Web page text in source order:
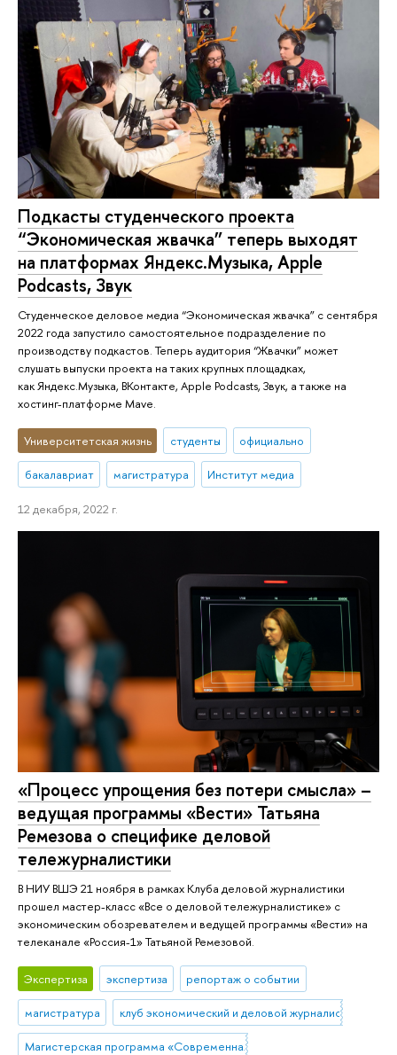
Подкасты студенческого проекта
“Экономическая жвачка” теперь выходят
на платформах Яндекс.Музыка, Apple
Podcasts, Звук
Студенческое деловое медиа “Экономическая жвачка” с сентября
2022 года запустило самостоятельное подразделение по
производству подкастов. Теперь аудитория “Жвачки” может
слушать выпуски проекта на таких крупных площадках,
как Яндекс.Музыка, ВКонтакте, Apple Podcasts, Звук, а также на
хостинг-платформе Mave.
Университетская жизнь студенты официально
бакалавриат магистратура Институт медиа
12 декабря, 2022 г.
«Процесс упрощения без потери смысла» –
ведущая программы «Вести» Татьяна
Ремезова о специфике деловой
тележурналистики
В НИУ ВШЭ 21 ноября в рамках Клуба деловой журналистики
прошел мастер-класс «Все о деловой тележурналистике» с
экономическим обозревателем и ведущей программы «Вести» на
телеканале «Россия-1» Татьяной Ремезовой.
Экспертиза экспертиза репортаж о событии
магистратура клуб экономический и деловой журналистики
Магистерская программа «Современная журналистика»